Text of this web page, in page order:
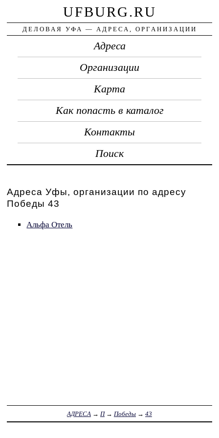
UFBURG.RU
ДЕЛОВАЯ УФА — АДРЕСА, ОРГАНИЗАЦИИ
Адреса
Организации
Карта
Как попасть в каталог
Контакты
Поиск
Адреса Уфы, организации по адресу
Победы 43
Альфа Отель
АДРЕСА → П→ Победы → 43